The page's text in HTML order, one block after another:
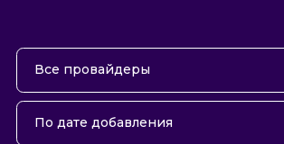
Все провайдеры
Метросеть
Данцер
По дате добавления